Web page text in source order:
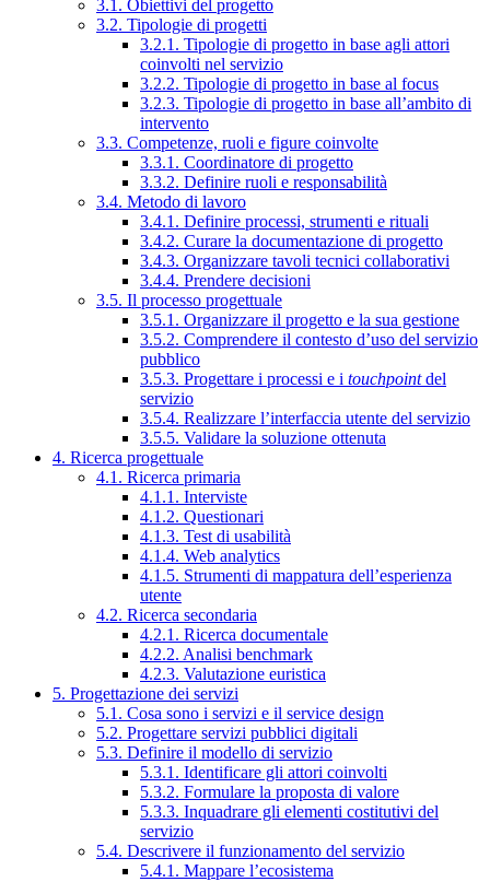
3.1. Obiettivi del progetto
3.2. Tipologie di progetti
3.2.1. Tipologie di progetto in base agli attori
coinvolti nel servizio
3.2.2. Tipologie di progetto in base al focus
3.2.3. Tipologie di progetto in base all’ambito di
intervento
3.3. Competenze, ruoli e figure coinvolte
3.3.1. Coordinatore di progetto
3.3.2. Definire ruoli e responsabilità
3.4. Metodo di lavoro
3.4.1. Definire processi, strumenti e rituali
3.4.2. Curare la documentazione di progetto
3.4.3. Organizzare tavoli tecnici collaborativi
3.4.4. Prendere decisioni
3.5. Il processo progettuale
3.5.1. Organizzare il progetto e la sua gestione
3.5.2. Comprendere il contesto d’uso del servizio
pubblico
3.5.3. Progettare i processi e i touchpointdel
servizio
3.5.4. Realizzare l’interfaccia utente del servizio
3.5.5. Validare la soluzione ottenuta
4. Ricerca progettuale
4.1. Ricerca primaria
4.1.1. Interviste
4.1.2. Questionari
4.1.3. Test di usabilità
4.1.4. Web analytics
4.1.5. Strumenti di mappatura dell’esperienza
utente
4.2. Ricerca secondaria
4.2.1. Ricerca documentale
4.2.2. Analisi benchmark
4.2.3. Valutazione euristica
5. Progettazione dei servizi
5.1. Cosa sono i servizi e il service design
5.2. Progettare servizi pubblici digitali
5.3. Definire il modello di servizio
5.3.1. Identificare gli attori coinvolti
5.3.2. Formulare la proposta di valore
5.3.3. Inquadrare gli elementi costitutivi del
servizio
5.4. Descrivere il funzionamento del servizio
5.4.1. Mappare l’ecosistema